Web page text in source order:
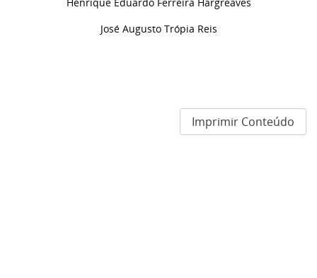
José Augusto Trópia Reis
Imprimir Conteúdo